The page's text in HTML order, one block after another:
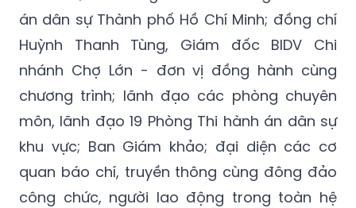
án dân sự Thành phố Hồ Chí Minh; đồng chí
Huỳnh Thanh Tùng, Giám đốc BIDV Chi
nhánh Chợ Lớn - đơn vị đồng hành cùng
chương trình; lãnh đạo các phòng chuyên
môn, lãnh đạo 19 Phòng Thi hành án dân sự
khu vực; Ban Giám khảo; đại diện các cơ
quan báo chí, truyền thông cùng đông đảo
công chức, người lao động trong toàn hệ